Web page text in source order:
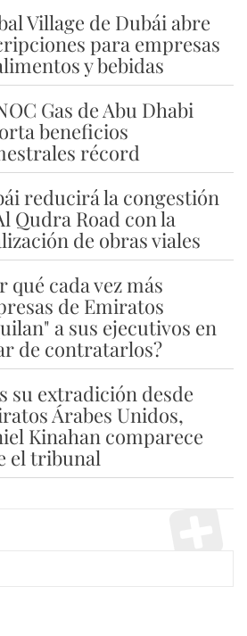
Village de Dubái abre
para empresas
y bebidas
Gas de Abu Dhabi
beneficios
récord
reducirá la congestión
Qudra Road con la
de obras viales
qué cada vez más
de Emiratos
a sus ejecutivos en
de contratarlos?
su extradición desde
Árabes Unidos,
Kinahan comparece
el tribunal